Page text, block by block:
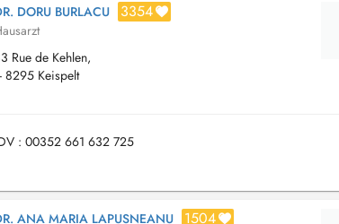
DORU BURLACU 3354
Rue de Kehlen,
8295 Keispelt
: 00352 661 632 725
ANA MARIA LAPUSNEANU 1504